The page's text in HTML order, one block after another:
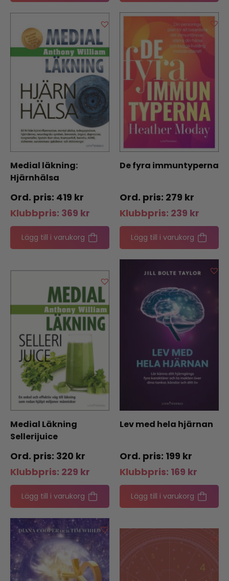
Medial läkning:
Hjärnhälsa
419 kr
Klubbpris: 369 kr
Lägg till i varukorg
De fyra immuntyperna
279 kr
Klubbpris: 239 kr
Lägg till i varukorg
Medial Läkning
Sellerijuice
320 kr
Klubbpris: 229 kr
Lägg till i varukorg
Lev med hela hjärnan
199 kr
Klubbpris: 169 kr
Lägg till i varukorg